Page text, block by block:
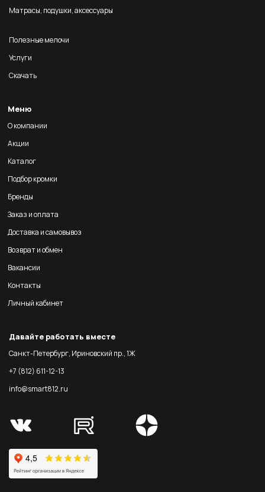
Матрасы, подушки, аксессуары
Полезные мелочи
Услуги
Скачать
Меню
О компании
Акции
Каталог
Подбор кромки
Бренды
Заказ и оплата
Доставка и самовывоз
Возврат и обмен
Вакансии
Контакты
Личный кабинет
Давайте работать вместе
Санкт-Петербург, Ириновский пр., 1Ж
+7 (812) 611-12-13
info@smart812.ru